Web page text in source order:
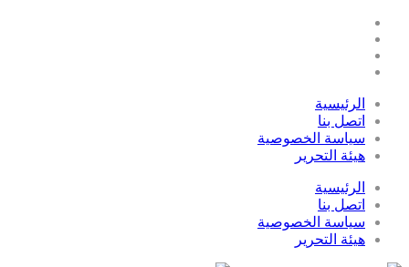
الرئيسية
اتصل بنا
سياسة الخصوصية
هيئة التحرير
الرئيسية
اتصل بنا
سياسة الخصوصية
هيئة التحرير